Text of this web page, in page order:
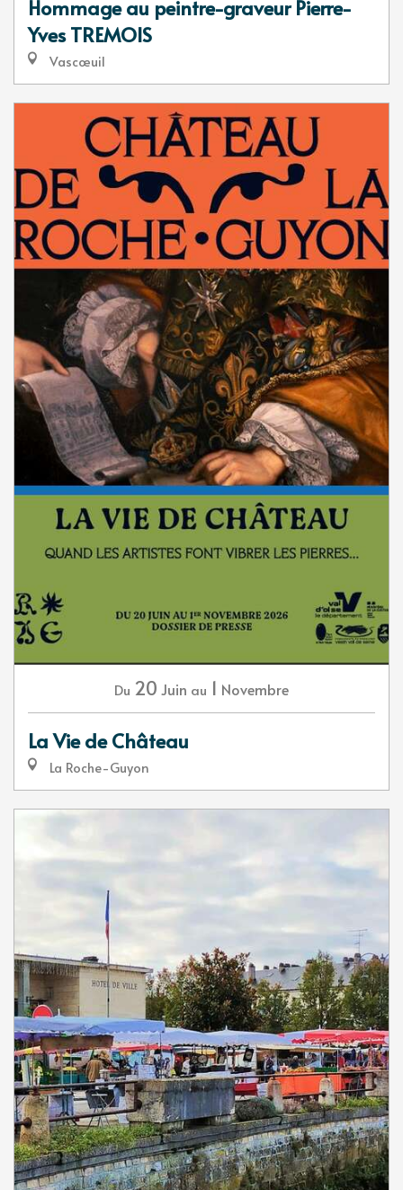
Hommage au peintre-graveur Pierre-
Yves TREMOIS
Vascœuil
Du 20 Juin au 1 Novembre
La Vie de Château
La Roche-Guyon